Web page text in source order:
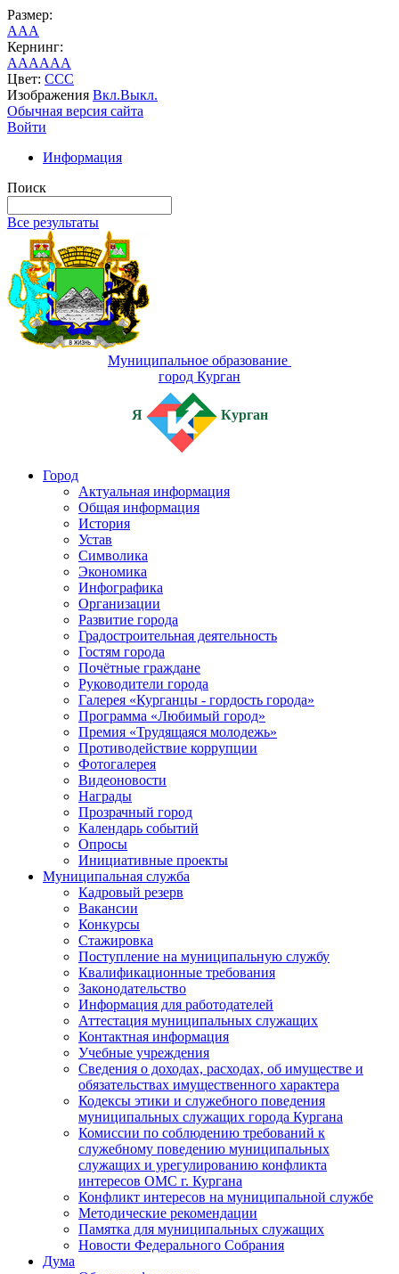
Размер:
AAA
Кернинг:
AAAAAA
Цвет: CCC
Изображения Вкл.Выкл.
Обычная версия сайта
Войти
Информация
Поиск
Все результаты
Муниципальное образование
город Курган
Я Курган
Город
Актуальная информация
Общая информация
История
Устав
Символика
Экономика
Инфографика
Организации
Развитие города
Градостроительная деятельность
Гостям города
Почётные граждане
Руководители города
Галерея «Курганцы - гордость города»
Программа «Любимый город»
Премия «Трудящаяся молодежь»
Противодействие коррупции
Фотогалерея
Видеоновости
Награды
Прозрачный город
Календарь событий
Опросы
Инициативные проекты
Муниципальная служба
Кадровый резерв
Вакансии
Конкурсы
Стажировка
Поступление на муниципальную службу
Квалификационные требования
Законодательство
Информация для работодателей
Аттестация муниципальных служащих
Контактная информация
Учебные учреждения
Сведения о доходах, расходах, об имуществе и
обязательствах имущественного характера
Кодексы этики и служебного поведения
муниципальных служащих города Кургана
Комиссии по соблюдению требований к
служебному поведению муниципальных
служащих и урегулированию конфликта
интересов ОМС г. Кургана
Конфликт интересов на муниципальной службе
Методические рекомендации
Памятка для муниципальных служащих
Новости Федерального Cобрания
Дума